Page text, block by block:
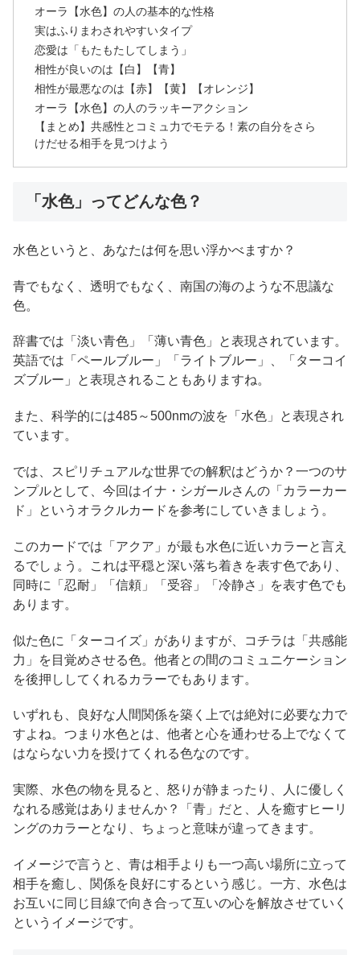
オーラ【水色】の人の基本的な性格
実はふりまわされやすいタイプ
恋愛は「もたもたしてしまう」
相性が良いのは【白】【青】
相性が最悪なのは【赤】【黄】【オレンジ】
オーラ【水色】の人のラッキーアクション
【まとめ】共感性とコミュ力でモテる！素の自分をさら
けだせる相手を見つけよう
「水色」ってどんな色？
水色というと、あなたは何を思い浮かべますか？
青でもなく、透明でもなく、南国の海のような不思議な
色。
辞書では「淡い青色」「薄い青色」と表現されています。
英語では「ペールブルー」「ライトブルー」、「ターコイ
ズブルー」と表現されることもありますね。
また、科学的には485～500nmの波を「水色」と表現され
ています。
では、スピリチュアルな世界での解釈はどうか？一つのサ
ンプルとして、今回はイナ・シガールさんの「カラーカー
ド」というオラクルカードを参考にしていきましょう。
このカードでは「アクア」が最も水色に近いカラーと言え
るでしょう。これは平穏と深い落ち着きを表す色であり、
同時に「忍耐」「信頼」「受容」「冷静さ」を表す色でも
あります。
似た色に「ターコイズ」がありますが、コチラは「共感能
力」を目覚めさせる色。他者との間のコミュニケーション
を後押ししてくれるカラーでもあります。
いずれも、良好な人間関係を築く上では絶対に必要な力で
すよね。つまり水色とは、他者と心を通わせる上でなくて
はならない力を授けてくれる色なのです。
実際、水色の物を見ると、怒りが静まったり、人に優しく
なれる感覚はありませんか？「青」だと、人を癒すヒーリ
ングのカラーとなり、ちょっと意味が違ってきます。
イメージで言うと、青は相手よりも一つ高い場所に立って
相手を癒し、関係を良好にするという感じ。一方、水色は
お互いに同じ目線で向き合って互いの心を解放させていく
というイメージです。